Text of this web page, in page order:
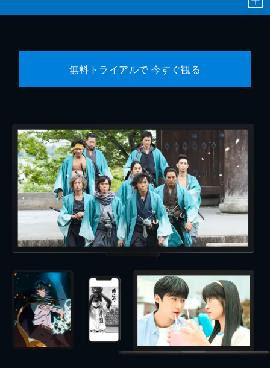
無料トライアルで 今すぐ観る